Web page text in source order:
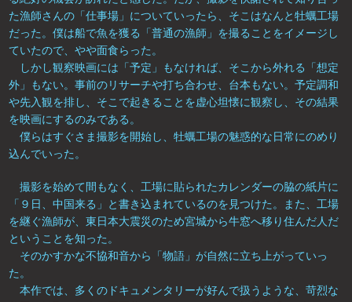
た漁師さんの「仕事場」についていったら、そこはなんと牡蠣工場
だった。僕は船で魚を獲る「普通の漁師」を撮ることをイメージし
ていたので、やや面食らった。
しかし観察映画には「予定」もなければ、そこから外れる「想定
外」もない。事前のリサーチや打ち合わせ、台本もない。予定調和
や先入観を排し、そこで起きることを虚心坦懐に観察し、その結果
を映画にするのみである。
僕らはすぐさま撮影を開始し、牡蠣工場の魅惑的な日常にのめり
込んでいった。
撮影を始めて間もなく、工場に貼られたカレンダーの脇の紙片に
「９日、中国来る」と書き込まれているのを見つけた。また、工場
を継ぐ漁師が、東日本大震災のため宮城から牛窓へ移り住んだ人だ
ということを知った。
そのかすかな不協和音から「物語」が自然に立ち上がっていっ
た。
本作では、多くのドキュメンタリーが好んで扱うような、苛烈な